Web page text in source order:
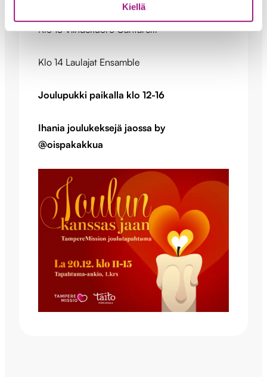
Kiellä
Klo 13 Viihdekuoro Cantarelli
Klo 14 Laulajat Ensamble
Joulupukki paikalla klo 12-16
Ihania joulukeksejä jaossa by
@oispakakkua